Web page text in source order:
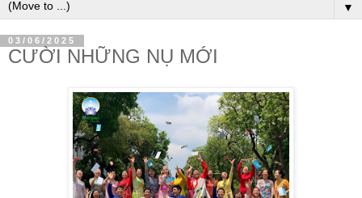
▼
03/06/2025
CƯỜI NHỮNG NỤ MỚI